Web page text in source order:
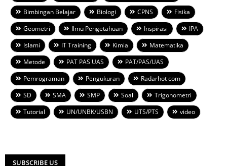
Bimbingan Belajar
Biologi CPNS
Fisika
Geometri
Ilmu Pengetahuan Inspirasi
IPA
Islami
IT Training Kimia
Matematika
Metode
PAT PAS UAS
PAT/PAS/UAS
Pemrograman
Pengukuran
Radarhot com
SD
SMA SMP Soal
Trigonometri
Tutorial
UN/UNBK/USBN UTS/PTS video
SUBSCRIBE US